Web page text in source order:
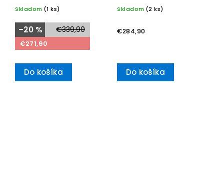
Skladom (1 ks)
€339,90
–20 %
€271,90
Do košíka
Skladom (2 ks)
€284,90
Do košíka